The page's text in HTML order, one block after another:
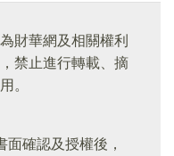
財華網及相關權利
禁止進行轉載、摘
。
面確認及授權後，